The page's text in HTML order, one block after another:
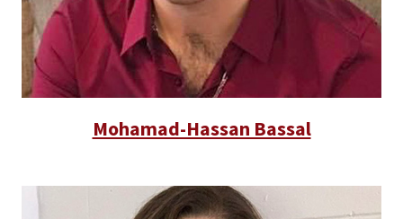
Mohamad-Hassan Bassal